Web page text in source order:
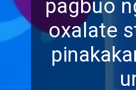
pagbuo
oxalate